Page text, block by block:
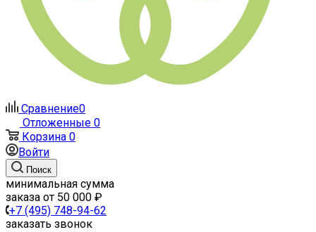
Сравнение0
Отложенные 0
Корзина 0
Войти
Поиск
минимальная сумма
заказа от 50 000 ₽
+7 (495) 748-94-62
заказать звонок